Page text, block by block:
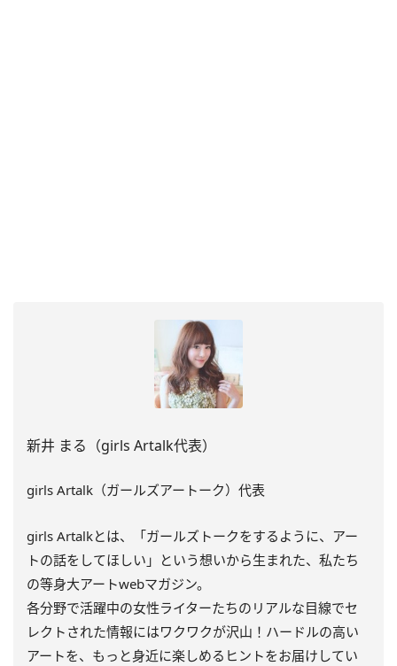
新井 まる（girls Artalk代表）
girls Artalk（ガールズアートーク）代表
girls Artalkとは、「ガールズトークをするように、アー
トの話をしてほしい」という想いから生まれた、私たち
の等身大アートwebマガジン。
各分野で活躍中の女性ライターたちのリアルな目線でセ
レクトされた情報にはワクワクが沢山！ハードルの高い
アートを、もっと身近に楽しめるヒントをお届けしてい